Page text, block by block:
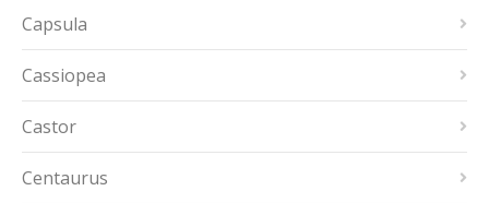
Capsula
Cassiopea
Castor
Centaurus